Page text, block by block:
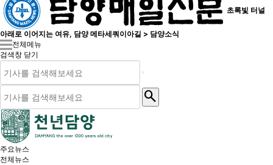
초록빛 터널
아래로 이어지는 여유, 담양 메타세쿼이아길 > 담양소식
전체메뉴
검색창 닫기
search
주요뉴스
전체뉴스